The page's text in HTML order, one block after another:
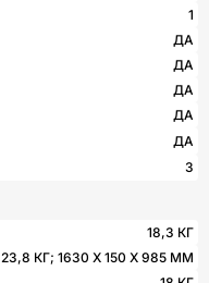
1
ДА
ДА
ДА
ДА
ДА
3
18,3 КГ
23,8 КГ; 1630 X 150 X 985 ММ